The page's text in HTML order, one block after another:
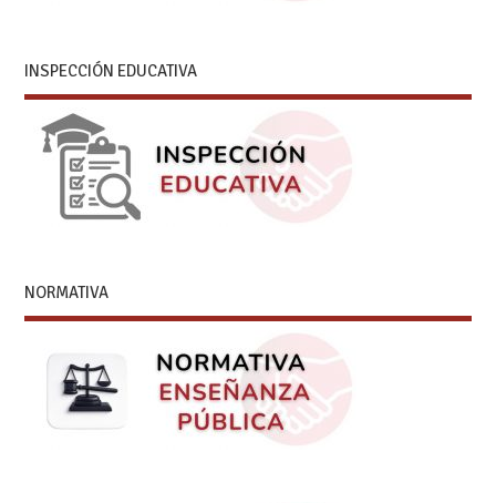
INSPECCIÓN EDUCATIVA
NORMATIVA